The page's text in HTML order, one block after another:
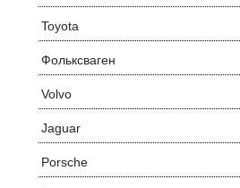
Toyota
Фольксваген
Volvo
Jaguar
Porsche